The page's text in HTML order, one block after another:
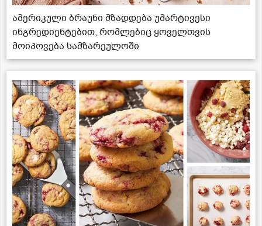
ამერიკული ბრაუნი მზადდება უმარტივესი
ინგრედიენტებით, რომლებიც ყოველთვის
მოიპოვება სამზარეულოში